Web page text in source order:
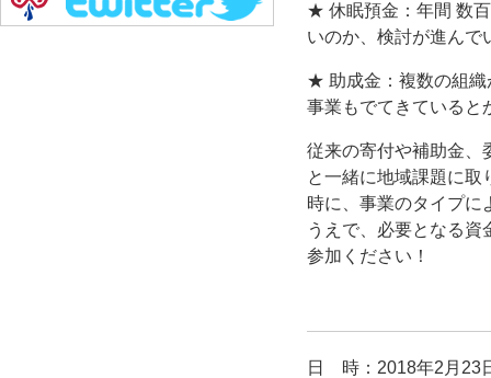
★ 休眠預金：年間 数
いのか、検討が進んで
★ 助成金：複数の組織
事業もでてきていると
従来の寄付や補助金、
と一緒に地域課題に取
時に、事業のタイプに
うえで、必要となる
参加ください！
日 時：2018年2月23